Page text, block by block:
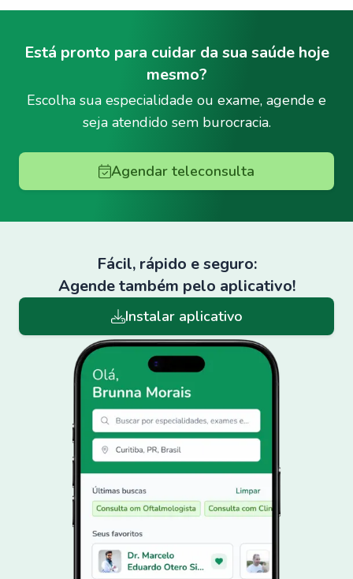
Está pronto para cuidar da sua saúde hoje
mesmo?
Escolha sua especialidade ou exame, agende e
seja atendido sem burocracia.
Agendar teleconsulta
Fácil, rápido e seguro:
Agende também pelo aplicativo!
Instalar aplicativo